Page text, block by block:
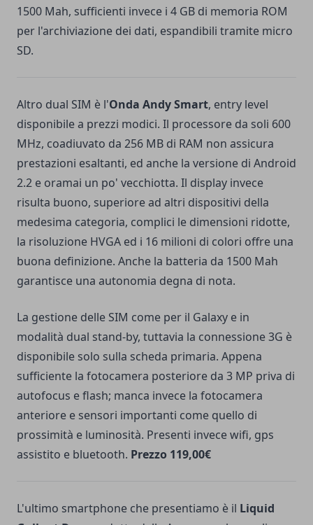
1500 Mah, sufficienti invece i 4 GB di memoria ROM
per l'archiviazione dei dati, espandibili tramite micro
SD.
Altro dual SIM è l'Onda Andy Smart, entry level
disponibile a prezzi modici. Il processore da soli 600
MHz, coadiuvato da 256 MB di RAM non assicura
prestazioni esaltanti, ed anche la versione di Android
2.2 e oramai un po' vecchiotta. Il display invece
risulta buono, superiore ad altri dispositivi della
medesima categoria, complici le dimensioni ridotte,
la risoluzione HVGA ed i 16 milioni di colori offre una
buona definizione. Anche la batteria da 1500 Mah
garantisce una autonomia degna di nota.
La gestione delle SIM come per il Galaxy e in
modalità dual stand-by, tuttavia la connessione 3G è
disponibile solo sulla scheda primaria. Appena
sufficiente la fotocamera posteriore da 3 MP priva di
autofocus e flash; manca invece la fotocamera
anteriore e sensori importanti come quello di
prossimità e luminosità. Presenti invece wifi, gps
assistito e bluetooth. Prezzo 119,00€
L'ultimo smartphone che presentiamo è il Liquid